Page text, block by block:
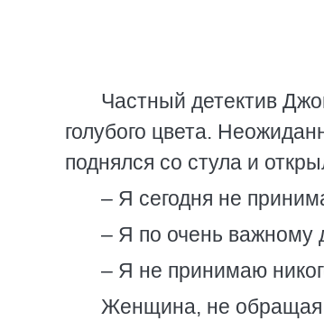
Частный детектив
голубого цвета.
поднялся со стула и
– Я сегодня не
– Я по очень важному
– Я не принимаю
Женщина, не обращая